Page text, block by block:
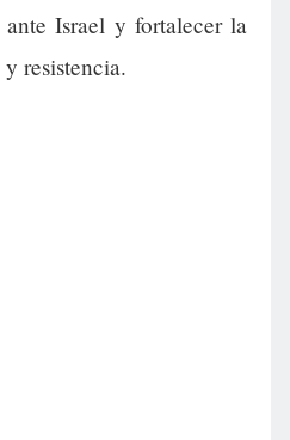
Israel y fortalecer la
resistencia.